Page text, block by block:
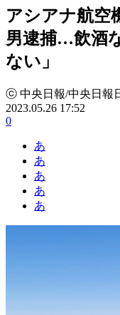
アシアナ航空
男逮捕…飲酒
ない」
ⓒ 中央日報/中央日報
2023.05.26 17:52
0
あ
あ
あ
あ
あ